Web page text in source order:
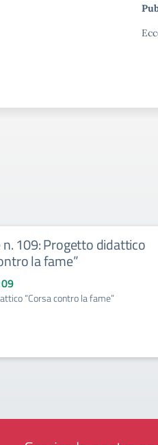
n. 109: Progetto didattico
la fame”
“Corsa contro la fame”